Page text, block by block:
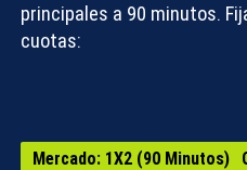
principales a 90 minutos.
cuotas:
Mercado: 1X2 (90 Minutos)